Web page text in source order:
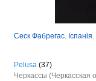
Сеск Фабрегас. Іспанія.
Pelusa (37)
Черкассы (Черкасская